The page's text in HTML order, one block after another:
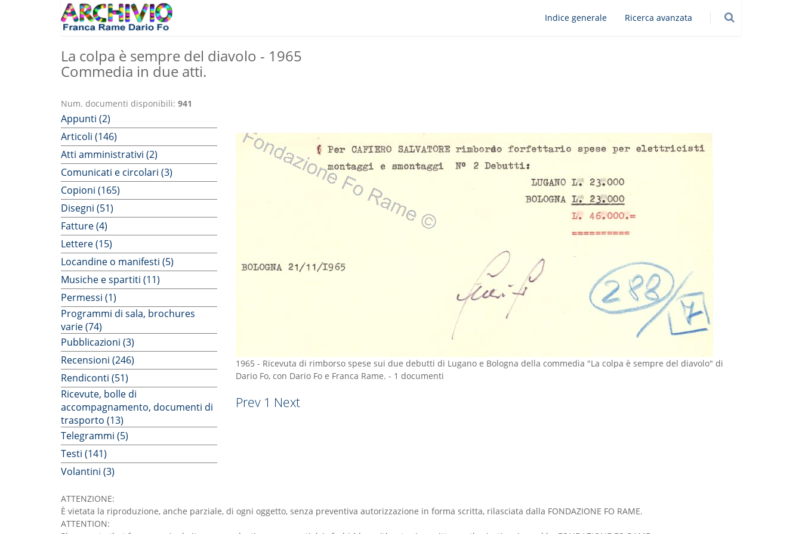
Indice generale Ricerca avanzata
La colpa è sempre del diavolo - 1965
Commedia in due atti.
Num. documenti disponibili: 941
Appunti (2)
Articoli (146)
Atti amministrativi (2)
Comunicati e circolari (3)
Copioni (165)
Disegni (51)
Fatture (4)
Lettere (15)
Locandine o manifesti (5)
Musiche e spartiti (11)
Permessi (1)
Programmi di sala, brochures
varie (74)
Pubblicazioni (3)
Recensioni (246)
Rendiconti (51)
Ricevute, bolle di
accompagnamento, documenti di
trasporto (13)
Telegrammi (5)
Testi (141)
Volantini (3)
1965 - Ricevuta di rimborso spese sui due debutti di Lugano e Bologna della commedia "La colpa è sempre del diavolo" di
Dario Fo, con Dario Fo e Franca Rame. - 1 documenti
Prev 1 Next
ATTENZIONE:
È vietata la riproduzione, anche parziale, di ogni oggetto, senza preventiva autorizzazione in forma scritta, rilasciata dalla FONDAZIONE FO RAME.
ATTENTION: